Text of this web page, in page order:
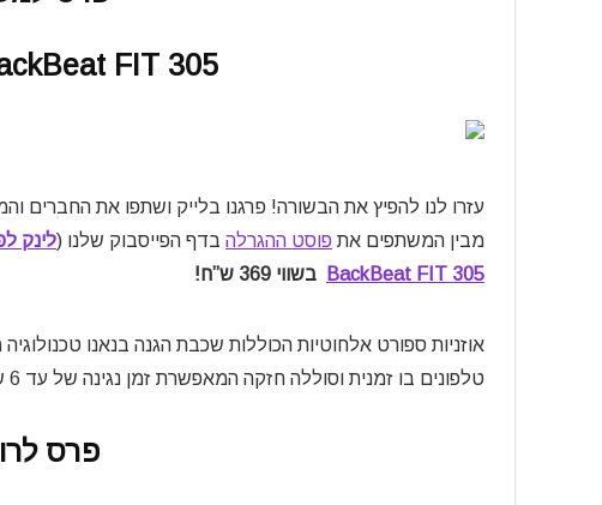
FIT 305
עזרו לנו להפיץ את הבשורה! פרגנו בלייק ושתפו את החברים
מבין המשתפים את פוסט ההגרלה בדף הפייסבוק שלנו (לינק
BackBeat FIT 305
בשווי 369 ש”ח!
טלפונים בו זמנית וסוללה חזקה המאפשרת זמן נגינה של עד 6 שעות רצופות.
פרס